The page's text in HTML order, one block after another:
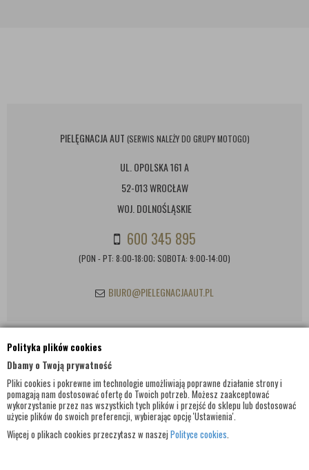
Polityka plików cookies
Dbamy o Twoją prywatność
Pliki cookies i pokrewne im technologie umożliwiają poprawne działanie strony i
pomagają nam dostosować ofertę do Twoich potrzeb. Możesz zaakceptować
wykorzystanie przez nas wszystkich tych plików i przejść do sklepu lub dostosować
użycie plików do swoich preferencji, wybierając opcję 'Ustawienia'.
Więcej o plikach cookies przeczytasz w naszej Polityce cookies.
PIELĘGNACJA AUT (SERWIS NALEŻY DO GRUPY MOTOGO)
UL. OPOLSKA 161 A
52-013 WROCŁAW
WOJ. DOLNOŚLĄSKIE
600 345 895
(PON - PT: 8:00-18:00; SOBOTA: 9:00-14:00)
BIURO@PIELEGNACJAAUT.PL
INFORMACJE KONTAKTOWE